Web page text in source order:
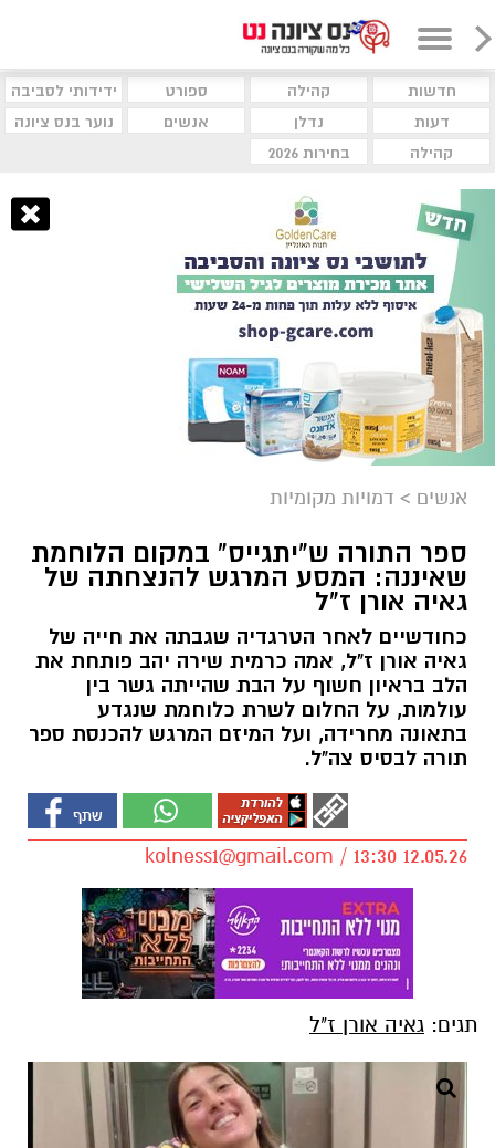
חדשות קהילה ספורט
ידידותי לסביבה
דעות
נדלן אנשים
נוער בנס ציונה
קהילה
בחירות 2026
אנשים > דמויות מקומיות
ספר התורה ש"יתגייס" במקום הלוחמת
שאיננה: המסע המרגש להנצחתה של
גאיה אורן ז"ל
כחודשיים לאחר הטרגדיה שגבתה את חייה של
גאיה אורן ז"ל, אמה כרמית שירה יהב פותחת את
הלב בראיון חשוף על הבת שהייתה גשר בין
עולמות, על החלום לשרת כלוחמת שנגדע
בתאונה מחרידה, ועל המיזם המרגש להכנסת ספר
תורה לבסיס צה"ל.
kolness1@gmail.com / 13:30 12.05.26
תגים: גאיה אורן ז"ל